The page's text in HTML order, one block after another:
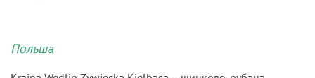
Польша